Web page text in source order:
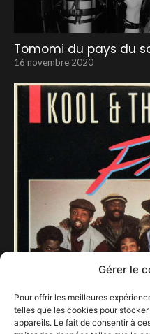
Gérer le
Pour offrir les meilleures
telles que les cookies pour
appareils. Le fait de consentir à
Tomomi du pays du
16 novembre 2020